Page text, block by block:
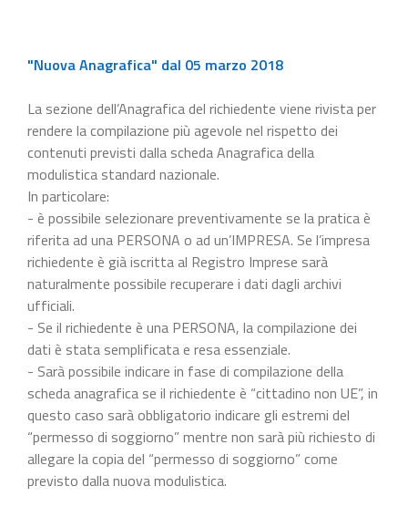
"Nuova Anagrafica" dal 05 marzo 2018
La sezione dell’Anagrafica del richiedente viene rivista per
rendere la compilazione più agevole nel rispetto dei
contenuti previsti dalla scheda Anagrafica della
modulistica standard nazionale.
In particolare:
- è possibile selezionare preventivamente se la pratica è
riferita ad una PERSONA o ad un’IMPRESA. Se l’impresa
richiedente è già iscritta al Registro Imprese sarà
naturalmente possibile recuperare i dati dagli archivi
ufficiali.
- Se il richiedente è una PERSONA, la compilazione dei
dati è stata semplificata e resa essenziale.
- Sarà possibile indicare in fase di compilazione della
scheda anagrafica se il richiedente è “cittadino non UE”, in
questo caso sarà obbligatorio indicare gli estremi del
“permesso di soggiorno” mentre non sarà più richiesto di
allegare la copia del “permesso di soggiorno” come
previsto dalla nuova modulistica.